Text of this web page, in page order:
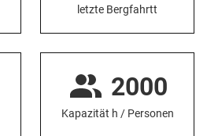
letzte Bergfahrtt
2000
Kapazität h / Personen